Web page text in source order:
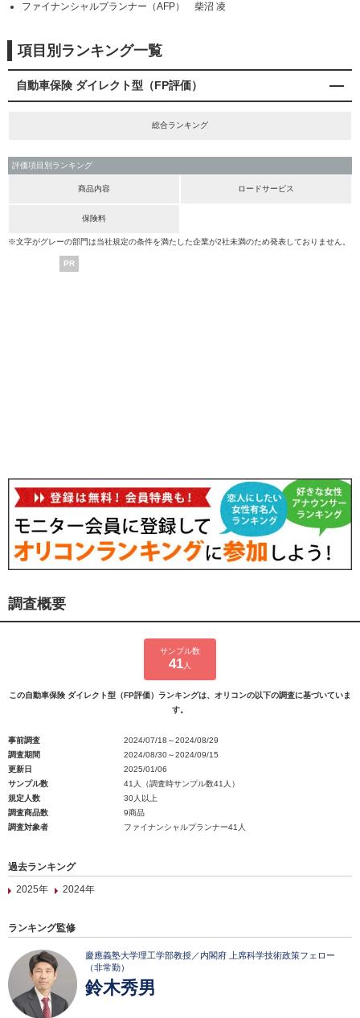
ファイナンシャルプランナー（AFP） 柴沼 凌
項目別ランキング一覧
自動車保険 ダイレクト型（FP評価）
総合ランキング
評価項目別ランキング
商品内容 ロードサービス
保険料
※文字がグレーの部門は当社規定の条件を満たした企業が2社未満のため発表しておりません。
PR
調査概要
サンプル数
41 人
この自動車保険 ダイレクト型（FP評価）ランキングは、オリコンの以下の調査に基づいていま
す。
事前調査
2024/07/18～2024/08/29
調査期間
2024/08/30～2024/09/15
更新日
2025/01/06
サンプル数
41人（調査時サンプル数41人）
規定人数
30人以上
調査商品数
9商品
調査対象者
ファイナンシャルプランナー41人
過去ランキング
2025年
2024年
ランキング監修
慶應義塾大学理工学部教授／内閣府 上席科学技術政策フェロー
（非常勤）
鈴木秀男